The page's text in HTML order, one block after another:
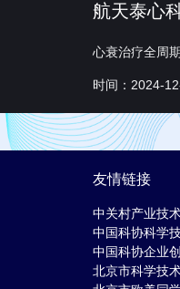
航天泰心
心衰治疗全周
时间：2024-
友情链接
中关村产业技
中国科协科学
中国科协企业
北京市科学技